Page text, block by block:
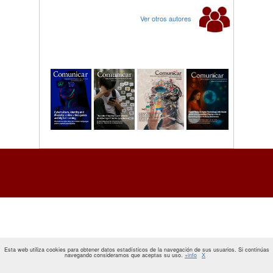
Ver otros autores
Esta web utiliza cookies para obtener datos estadísticos de la navegación de sus usuarios. Si continúas
navegando consideramos que aceptas su uso. +info X